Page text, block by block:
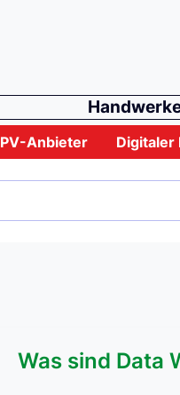
PV-Anbieter Digitaler
Was sind Data